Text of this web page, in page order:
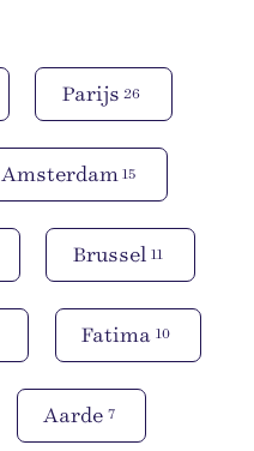
Parijs 26
Amsterdam 15
Brussel 11
Fatima 10
Aarde 7